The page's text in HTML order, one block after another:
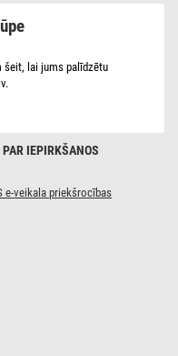
IEPIRKŠANOS
e-veikala priekšrocības
šeit, lai jums palīdzētu